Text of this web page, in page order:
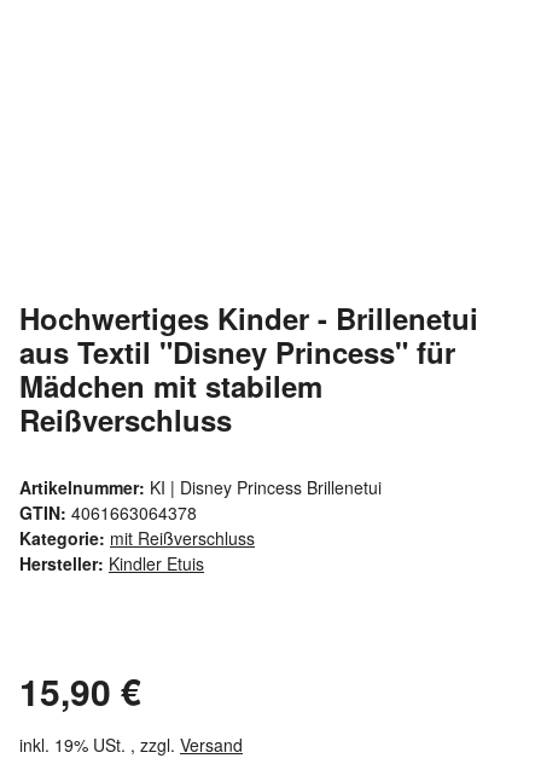
Hochwertiges Kinder - Brillenetui
aus Textil "Disney Princess" für
Mädchen mit stabilem
Reißverschluss
Artikelnummer: KI | Disney Princess Brillenetui
GTIN: 4061663064378
Kategorie: mit Reißverschluss
Hersteller: Kindler Etuis
15,90 €
inkl. 19% USt. , zzgl. Versand